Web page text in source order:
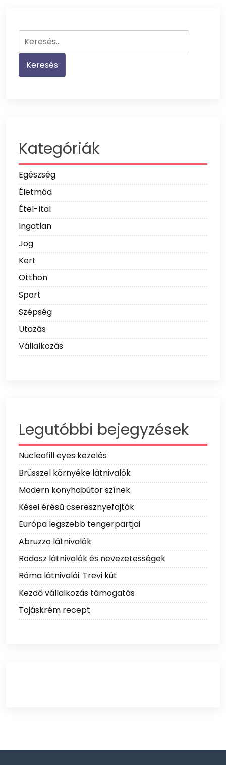
Keresés:
Kategóriák
Egészség
Életmód
Étel-Ital
Ingatlan
Jog
Kert
Otthon
Sport
Szépség
Utazás
Vállalkozás
Legutóbbi bejegyzések
Nucleofill eyes kezelés
Brüsszel környéke látnivalók
Modern konyhabútor színek
Kései érésű cseresznyefajták
Európa legszebb tengerpartjai
Abruzzo látnivalók
Rodosz látnivalók és nevezetességek
Róma látnivalói: Trevi kút
Kezdő vállalkozás támogatás
Tojáskrém recept